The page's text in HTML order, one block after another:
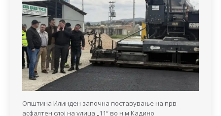
Општина Илинден започна поставување на прв
асфалтен слој на улица „11“ во н.м Кадино